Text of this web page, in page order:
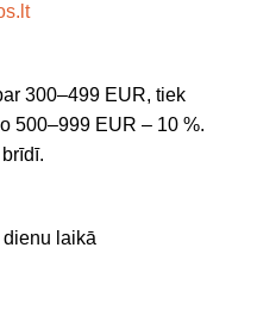
300–499 EUR, tiek
500–999 EUR – 10 %.
laikā